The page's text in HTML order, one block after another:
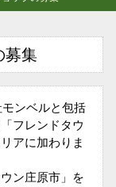
募集
ンベルと包括
フレンドタウ
アに加わりま
ン庄原市」を